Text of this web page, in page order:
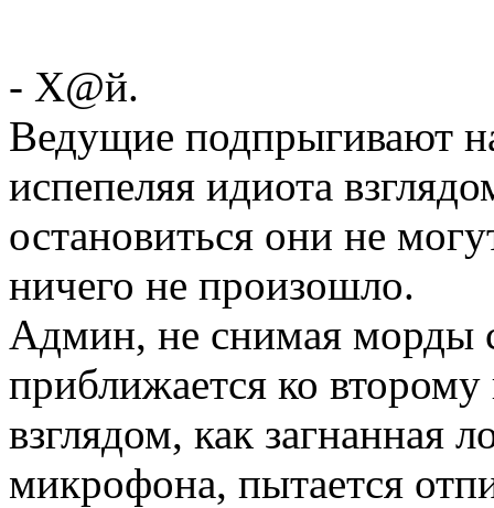
- Х@й.
Ведущие подпрыгивают
испепеляя идиота
остановиться они не
ничего не произошло.
Админ, не снимая морды
приближается ко
взглядом, как загнанная
микрофона, пытается